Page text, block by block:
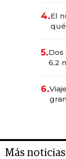
4.El
5.Dos
6,2
6.
Más noticias